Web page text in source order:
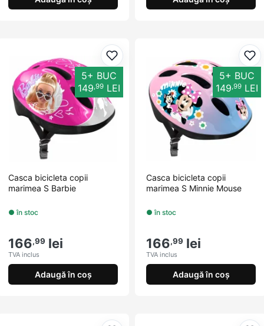
Adaugă la favorite
5+ BUC
149 ,99 LEI
Casca bicicleta copii
marimea S Barbie
● în stoc
166,99 lei
TVA inclus
Adaugă în coș
5+ BUC
149 ,99 LEI
Casca bicicleta copii
marimea S Minnie Mouse
● în stoc
166,99 lei
TVA inclus
Adaugă în coș